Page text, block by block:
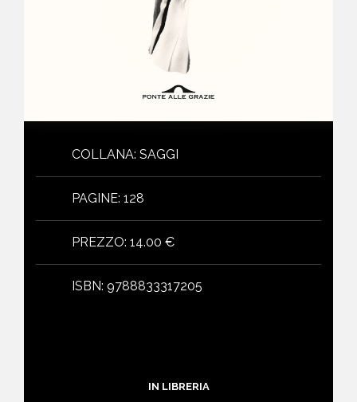
COLLANA: SAGGI
PAGINE: 128
PREZZO: 14.00 €
ISBN: 9788833317205
IN LIBRERIA